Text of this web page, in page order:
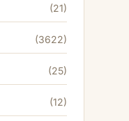
(21)
(3622)
(25)
(12)